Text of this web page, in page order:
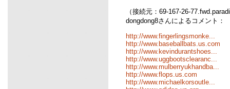
（接続元：69-167-26-
dongdong8さんによるコメント：
http://www.fingerlingsmonke...
http://www.baseballbats.us.com
http://www.kevindurantshoes...
http://www.uggbootsclearanc...
http://www.mulberryukhandba...
http://www.flops.us.com
http://www.michaelkorsoutle...